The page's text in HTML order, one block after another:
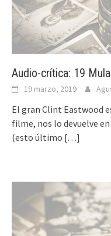
Audio-crítica: 19
19 marzo, 2019
El gran Clint Eastwood
filme, nos lo devuelve
(esto último […]